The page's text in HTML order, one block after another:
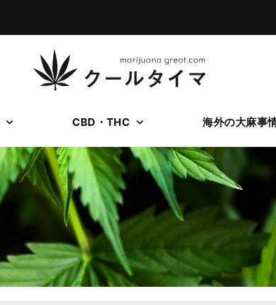
CBD・THC 海外の大麻事